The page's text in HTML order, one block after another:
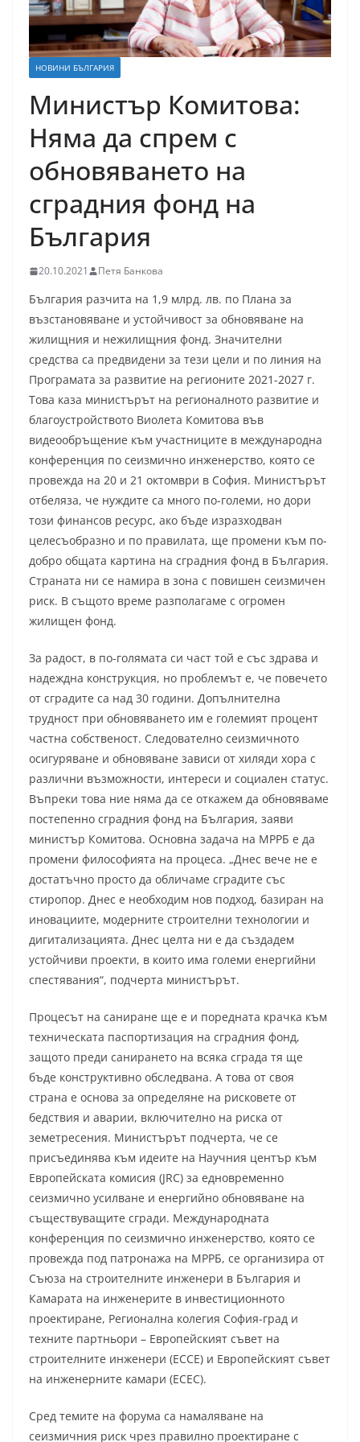
НОВИНИ БЪЛГАРИЯ
Министър Комитова:
Няма да спрем с
обновяването на
сградния фонд на
България
20.10.2021 Петя Банкова
България разчита на 1,9 млрд. лв. по Плана за
възстановяване и устойчивост за обновяване на
жилищния и нежилищния фонд. Значителни
средства са предвидени за тези цели и по линия на
Програмата за развитие на регионите 2021-2027 г.
Това каза министърът на регионалното развитие и
благоустройството Виолета Комитова във
видеообръщение към участниците в международна
конференция по сеизмично инженерство, която се
провежда на 20 и 21 октомври в София. Министърът
отбеляза, че нуждите са много по-големи, но дори
този финансов ресурс, ако бъде изразходван
целесъобразно и по правилата, ще промени към по-
добро общата картина на сградния фонд в България.
Страната ни се намира в зона с повишен сеизмичен
риск. В същото време разполагаме с огромен
жилищен фонд.
За радост, в по-голямата си част той е със здрава и
надеждна конструкция, но проблемът е, че повечето
от сградите са над 30 години. Допълнителна
трудност при обновяването им е големият процент
частна собственост. Следователно сеизмичното
осигуряване и обновяване зависи от хиляди хора с
различни възможности, интереси и социален статус.
Въпреки това ние няма да се откажем да обновяваме
постепенно сградния фонд на България, заяви
министър Комитова. Основна задача на МРРБ е да
промени философията на процеса. „Днес вече не е
достатъчно просто да обличаме сградите със
стиропор. Днес е необходим нов подход, базиран на
иновациите, модерните строителни технологии и
дигитализацията. Днес целта ни е да създадем
устойчиви проекти, в които има големи енергийни
спестявания“, подчерта министърът.
Процесът на саниране ще е и поредната крачка към
техническата паспортизация на сградния фонд,
защото преди санирането на всяка сграда тя ще
бъде конструктивно обследвана. А това от своя
страна е основа за определяне на рисковете от
бедствия и аварии, включително на риска от
земетресения. Министърът подчерта, че се
присъединява към идеите на Научния център към
Европейската комисия (JRC) за едновременно
сеизмично усилване и енергийно обновяване на
съществуващите сгради. Международната
конференция по сеизмично инженерство, която се
провежда под патронажа на МРРБ, се организира от
Съюза на строителните инженери в България и
Камарата на инженерите в инвестиционното
проектиране, Регионална колегия София-град и
техните партньори – Европейският съвет на
строителните инженери (ECCE) и Европейският съвет
на инженерните камари (ECEC).
Сред темите на форума са намаляване на
сеизмичния риск чрез правилно проектиране с